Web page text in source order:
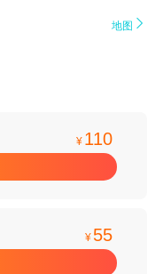
地图 
¥ 110
¥ 55